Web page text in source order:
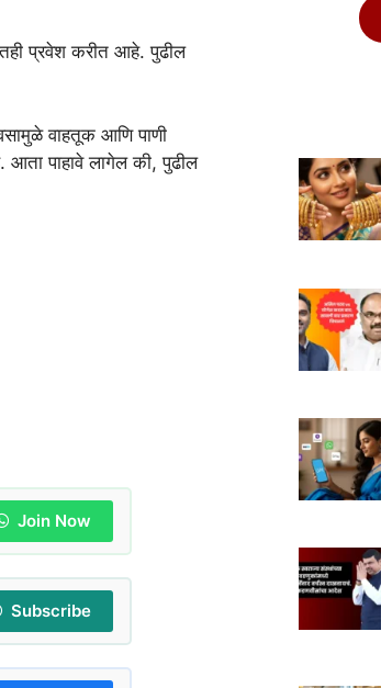
प्रवेश करीत आहे. पुढील
वाहतूक आणि पाणी
आता पाहावे लागेल की, पुढील
Join Now
Subscribe